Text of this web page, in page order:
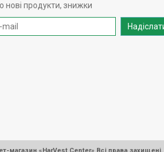
нові продукти, знижки